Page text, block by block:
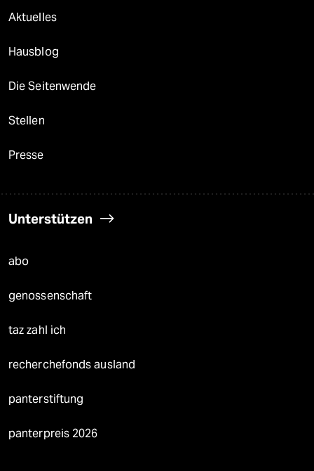
Aktuelles
Hausblog
Die Seitenwende
Stellen
Presse
Unterstützen
abo
genossenschaft
taz zahl ich
recherchefonds ausland
panterstiftung
panterpreis 2026